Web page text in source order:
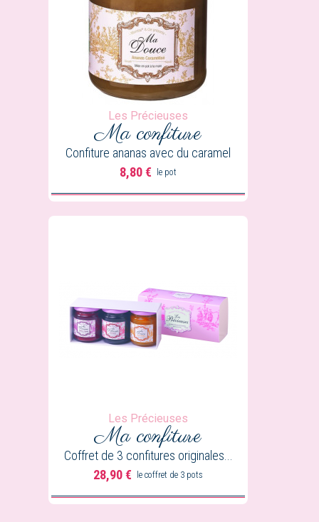
Les Précieuses
Ma confiture
Confiture ananas avec du caramel
Prix
8,80 € le pot
Les Précieuses
Ma confiture
Coffret de 3 confitures originales...
Prix
28,90 € le coffret de 3 pots